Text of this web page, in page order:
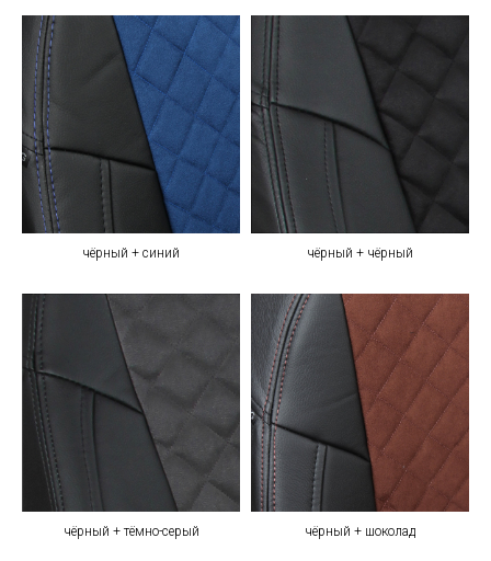
чёрный + синий чёрный + чёрный
чёрный + тёмно-серый чёрный + шоколад